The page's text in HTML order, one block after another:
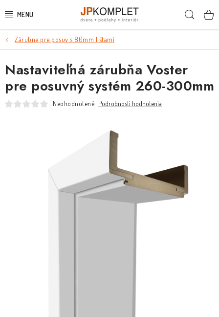
na
PODLAHY
DVERE A ZÁRUBNE
DVERE
KĽUČKY A ZÁMKY
OBKLADY A DLAŽBY
Zárubne pre posuv s 80mm lištami
Nastaviteľná zárubňa Voster
pre posuvný systém 260-300mm
Neohodnotené Podrobnosti hodnotenia